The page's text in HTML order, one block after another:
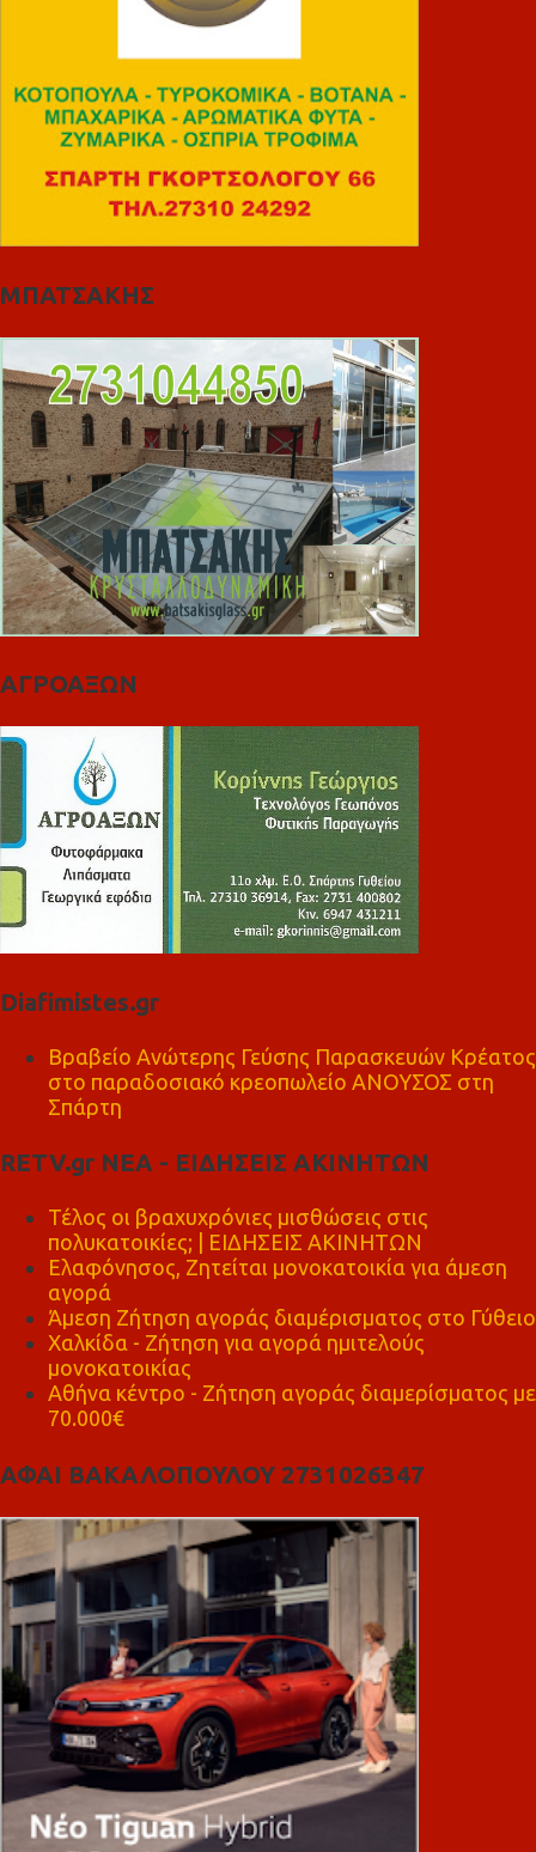
ΜΠΑΤΣΑΚΗΣ
ΑΓΡΟΑΞΩΝ
Diafimistes.gr
Βραβείο Ανώτερης Γεύσης Παρασκευών Κρέατος
στο παραδοσιακό κρεοπωλείο ΑΝΟΥΣΟΣ στη
Σπάρτη
RETV.gr ΝΕΑ - ΕΙΔΗΣΕΙΣ ΑΚΙΝΗΤΩΝ
Τέλος οι βραχυχρόνιες μισθώσεις στις
πολυκατοικίες; | ΕΙΔΗΣΕΙΣ ΑΚΙΝΗΤΩΝ
Ελαφόνησος, Ζητείται μονοκατοικία για άμεση
αγορά
Άμεση Ζήτηση αγοράς διαμέρισματος στο Γύθειο
Χαλκίδα - Ζήτηση για αγορά ημιτελούς
μονοκατοικίας
Αθήνα κέντρο - Ζήτηση αγοράς διαμερίσματος με
70.000€
ΑΦΑΙ ΒΑΚΑΛΟΠΟΥΛΟΥ 2731026347